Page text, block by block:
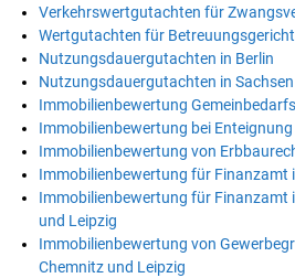
Verkehrswertgutachten für
Wertgutachten für
Nutzungsdauergutachten in Berlin
Nutzungsdauergutachten in Sachsen
Immobilienbewertung
Immobilienbewertung bei Enteignung
Immobilienbewertung von
Immobilienbewertung für Finanzamt
Immobilienbewertung für Finanzamt
und Leipzig
Immobilienbewertung von
Chemnitz und Leipzig